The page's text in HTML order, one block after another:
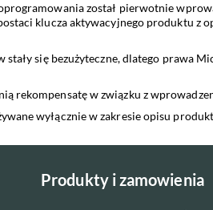
został pierwotnie
klucza aktywacyjnego produktu
się bezużyteczne, dlatego prawa
rekompensatę w związku z
wyłącznie w zakresie opisu
Produkty i zamowienia